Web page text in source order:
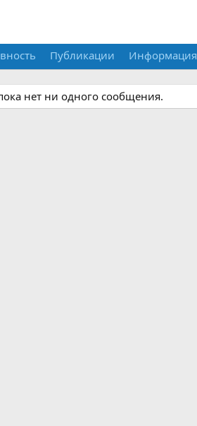
Публикации Информация
нет ни одного сообщения.